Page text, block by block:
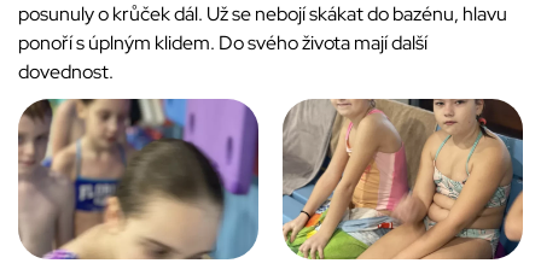
posunuly o krůček dál. Už se nebojí skákat do bazénu, hlavu
ponoří s úplným klidem. Do svého života mají další
dovednost.